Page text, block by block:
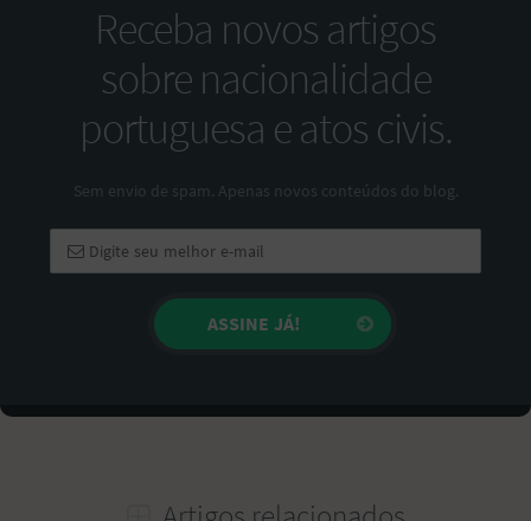
Receba novos artigos
sobre nacionalidade
portuguesa e atos civis.
Sem envio de spam. Apenas novos conteúdos do blog.